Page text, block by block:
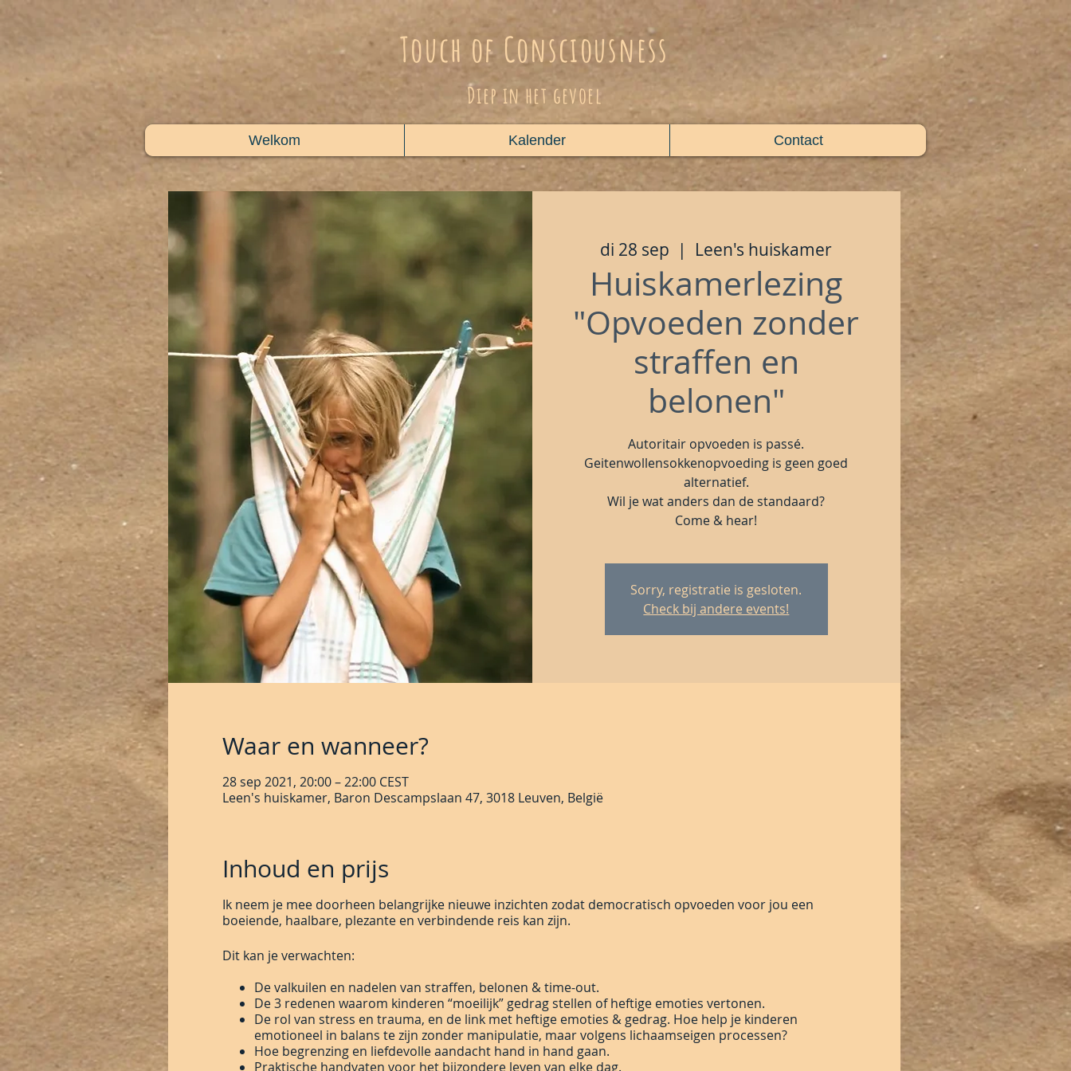
Touch of Consciousness
Diep in het gevoel
Welkom Kalender Contact
di 28 sep
  |
Leen's huiskamer
Huiskamerlezing
"Opvoeden zonder
straffen en
belonen"
Autoritair opvoeden is passé.
Geitenwollensokkenopvoeding is geen goed
alternatief.
Wil je wat anders dan de standaard?
Come & hear!
Sorry, registratie is gesloten.
Check bij andere events!
Waar en wanneer?
28 sep 2021, 20:00 – 22:00 CEST
Leen's huiskamer, Baron Descampslaan 47, 3018 Leuven, België
Inhoud en prijs
Ik neem je mee doorheen belangrijke nieuwe inzichten zodat democratisch opvoeden voor jou een
boeiende, haalbare, plezante en verbindende reis kan zijn.
Dit kan je verwachten:
De valkuilen en nadelen van straffen, belonen & time-out.
De 3 redenen waarom kinderen “moeilijk” gedrag stellen of heftige emoties vertonen.
De rol van stress en trauma, en de link met heftige emoties & gedrag. Hoe help je kinderen
emotioneel in balans te zijn zonder manipulatie, maar volgens lichaamseigen processen?
Hoe begrenzing en liefdevolle aandacht hand in hand gaan.
Praktische handvaten voor het bijzondere leven van elke dag.